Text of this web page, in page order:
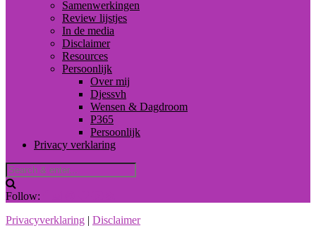
Samenwerkingen
Review lijstjes
In de media
Disclaimer
Resources
Persoonlijk
Over mij
Djessvh
Wensen & Dagdroom
P365
Persoonlijk
Privacy verklaring
Follow:
Privacyverklaring | Disclaimer